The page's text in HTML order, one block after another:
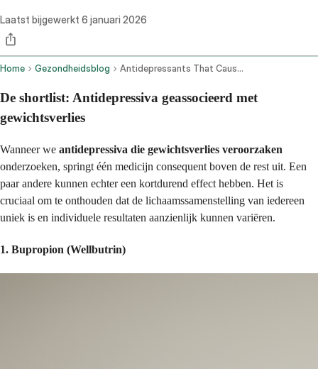
Laatst bijgewerkt 6 januari 2026
Home Gezondheidsblog Antidepressants That Cause Weight Loss
De shortlist: Antidepressiva geassocieerd met
gewichtsverlies
Wanneer we antidepressiva die gewichtsverlies veroorzaken
onderzoeken, springt één medicijn consequent boven de rest uit. Een
paar andere kunnen echter een kortdurend effect hebben. Het is
cruciaal om te onthouden dat de lichaamssamenstelling van iedereen
uniek is en individuele resultaten aanzienlijk kunnen variëren.
1. Bupropion (Wellbutrin)